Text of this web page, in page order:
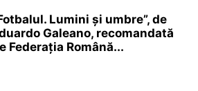
Lumini și umbre”, de
Galeano, recomandată
Federația Română...